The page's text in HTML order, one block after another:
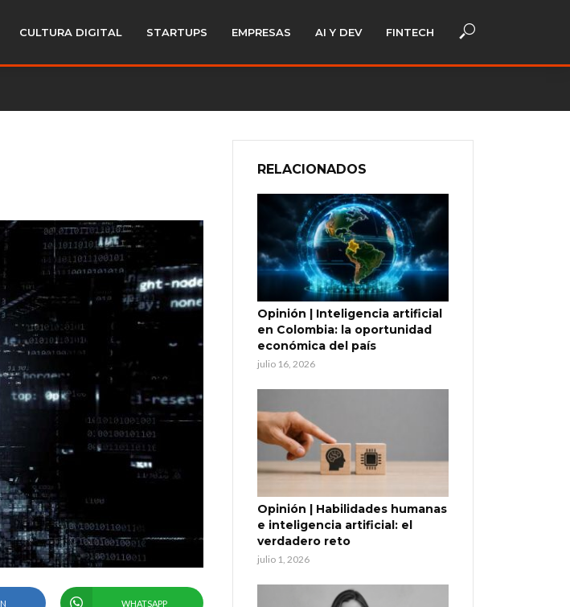
CULTURA DIGITAL STARTUPS EMPRESAS AI Y DEV FINTECH
WHATSAPP
RELACIONADOS
Opinión | Inteligencia artificial
en Colombia: la oportunidad
económica del país
julio 16, 2026
Opinión | Habilidades humanas
e inteligencia artificial: el
verdadero reto
julio 1, 2026